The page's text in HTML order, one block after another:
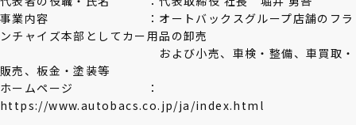
事業内容 ： オートバックスグループ店舗のフラ
ンチャイズ本部としてカー用品の卸売
および小売、車検・整備、車買取・
販売、板金・塗装等
ホームページ ：
https://www.autobacs.co.jp/ja/index.html